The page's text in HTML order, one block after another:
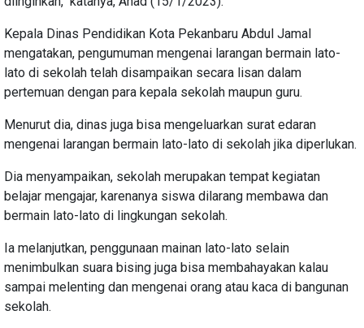
Kepala Dinas Pendidikan Kota Pekanbaru Abdul Jamal
mengatakan, pengumuman mengenai larangan bermain lato-
lato di sekolah telah disampaikan secara lisan dalam
pertemuan dengan para kepala sekolah maupun guru.
Menurut dia, dinas juga bisa mengeluarkan surat edaran
mengenai larangan bermain lato-lato di sekolah jika diperlukan.
Dia menyampaikan, sekolah merupakan tempat kegiatan
belajar mengajar, karenanya siswa dilarang membawa dan
bermain lato-lato di lingkungan sekolah.
Ia melanjutkan, penggunaan mainan lato-lato selain
menimbulkan suara bising juga bisa membahayakan kalau
sampai melenting dan mengenai orang atau kaca di bangunan
sekolah.